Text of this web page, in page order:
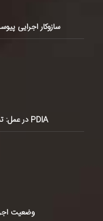
سازوکار اجرایی
PDIA در عمل: تجربه مدیریت تعارض منافع در ایران
وضعیت